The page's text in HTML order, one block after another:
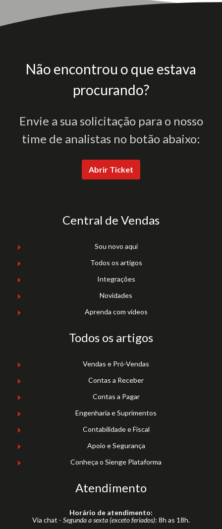
Não encontrou o que estava
procurando?
Envie a sua solicitação para o nosso
time de analistas no botão abaixo:
Abrir Ticket
Central de Vendas
Sou novo aqui
Todos os artigos
Integrações
Novidades
Aprenda com vídeos
Todos os artigos
Vendas e Pró-Vendas
Contas a Receber
Contas a Pagar
Engenharia e Suprimentos
Contabilidade e Fiscal
Apoio e Segurança
Conheça o Sienge Plataforma
Atendimento
Horário de atendimento:
Via chat - Segunda a sexta (exceto feriados): 8h as 18h.